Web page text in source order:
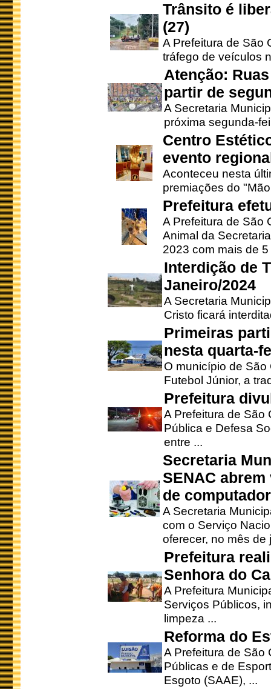
Trânsito é
(27)
A Prefeitura de São
tráfego de veículos
Atenção:
partir de
A Secretaria
próxima segunda-
Centro
evento
Aconteceu nesta
premiações do
Prefeitura
A Prefeitura de São
Animal da
2023 com mais de 5
Interdição de
Janeiro/2024
A Secretaria
Cristo ficará
Primeiras
nesta quarta-
O município de
Futebol Júnior, a
Prefeitura
A Prefeitura de São
Pública e Defesa
entre ...
Secretaria
SENAC
de
A Secretaria
com o Serviço
oferecer, no mês de
Prefeitura
Senhora do
A Prefeitura
Serviços Públicos,
limpeza ...
Reforma do
A Prefeitura de São
Públicas e de
Esgoto (SAAE), ...